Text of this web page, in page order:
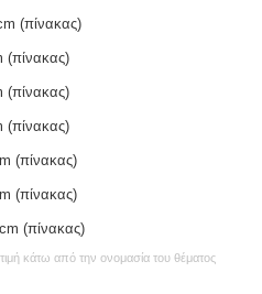
(πίνακας)
(πίνακας)
(πίνακας)
(πίνακας)
(πίνακας)
(πίνακας)
(πίνακας)
τιμή κάτω από την ονομασία του θέματος